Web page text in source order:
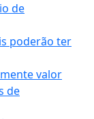
de
poderão ter
valor
de